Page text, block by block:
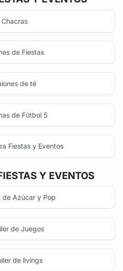
Chacras
de Fiestas
de té
de Fútbol 5
Fiestas y Eventos
Y EVENTOS
de Azúcar y Pop
de Juegos
de livings